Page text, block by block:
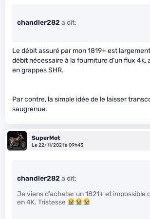
chandler282a dit:
Le débit assuré par mon 1819+ est
débit nécessaire à la fourniture d’un flux 4k,
en grappes SHR.
Par contre, la simple idée de le laisser
saugrenue.
SuperMot
Le 22/11/2021 à 09h43
chandler282a dit:
Je viens d’acheter un 1821+ et impossible
en 4K. Tristesse